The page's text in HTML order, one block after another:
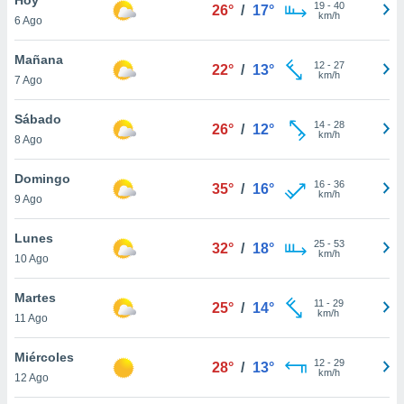
en
más
nuestra
de
cookies
aceptar
6 Ago
26° / 17° 19- 40
km/h
Mañana
7 Ago
22° / 13° 12- 27
km/h
Sábado
8 Ago
26° / 12° 14- 28
km/h
Domingo
9 Ago
35° / 16° 16- 36
km/h
Lunes
10 Ago
32° / 18° 25- 53
km/h
Martes
11 Ago
25° / 14° 11 - 29
km/h
Miércoles
12 Ago
28° / 13° 12- 29
km/h